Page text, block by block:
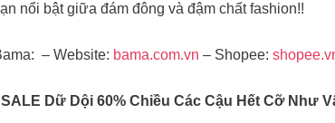
nổi bật giữa đám đông và đậm chất fashion!!
– Website: bama.com.vn – Shopee:
Dữ Dội 60% Chiều Các Cậu Hết Cỡ Như